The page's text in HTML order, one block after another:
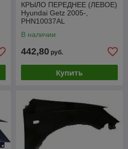
КРЫЛО ПЕРЕДНЕЕ (ЛЕВОЕ)
Hyundai Getz 2005-,
PHN10037AL
В наличии
442,80 руб.
Купить